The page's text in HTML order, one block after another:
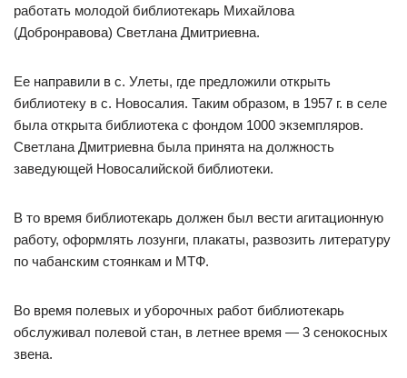
работать молодой библиотекарь Михайлова
(Добронравова) Светлана Дмитриевна.
Ее направили в с. Улеты, где предложили открыть
библиотеку в с. Новосалия. Таким образом, в 1957 г. в селе
была открыта библиотека с фондом 1000 экземпляров.
Светлана Дмитриевна была принята на должность
заведующей Новосалийской библиотеки.
В то время библиотекарь должен был вести агитационную
работу, оформлять лозунги, плакаты, развозить литературу
по чабанским стоянкам и МТФ.
Во время полевых и уборочных работ библиотекарь
обслуживал полевой стан, в летнее время — 3 сенокосных
звена.